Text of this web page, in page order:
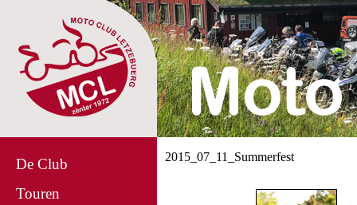
De Club
Touren
2015_07_11_Summerfest